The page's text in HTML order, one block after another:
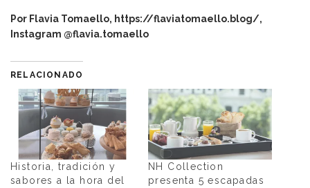
Por Flavia Tomaello, https://flaviatomaello.blog/,
Instagram @flavia.tomaello
RELACIONADO
Historia, tradición y
sabores a la hora del
NH Collection
presenta 5 escapadas